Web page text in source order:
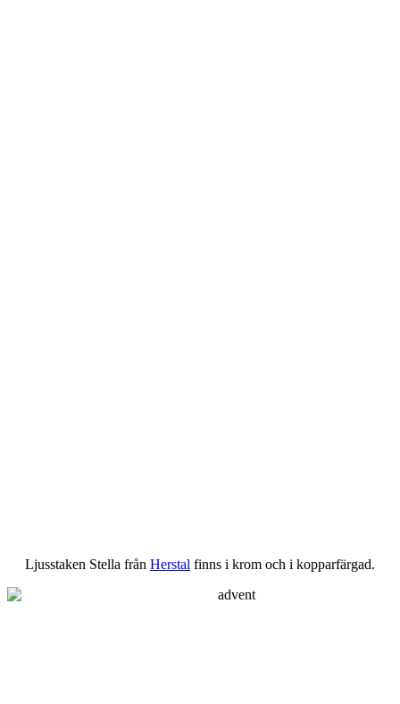
Ljusstaken Stella från Herstal finns i krom och i kopparfärgad.